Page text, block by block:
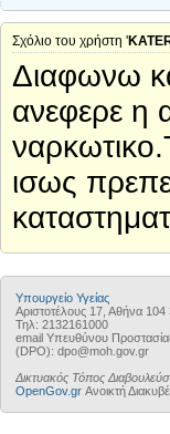
Σχόλιο του χρήστη '
Διαφωνω
ανεφερε η
ισως
Υπουργείο Υγείας
Αριστοτέλους 17, Αθήνα 104
Τηλ: 2132161000
email Υπευθύνου
(DPO): dpo@moh.gov.gr
Δικτυακός Τόπος
OpenGov.gr Ανοικτή